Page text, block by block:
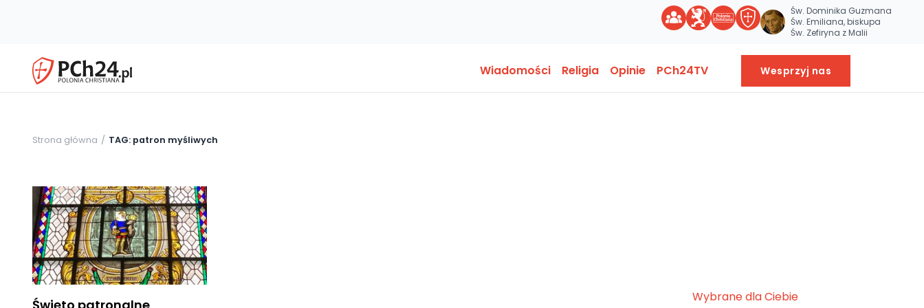
Św. Dominika Guzmana
Św. Emiliana, biskupa
Św. Zefiryna z Malii
Wiadomości Religia Opinie PCh24TV Wesprzyj nas
Strona główna TAG: patron myśliwych
Wybrane dla Ciebie